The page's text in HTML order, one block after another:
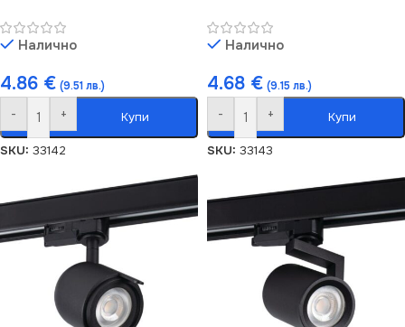
Налично
4.86 € (9.51 лв.)
- + Купи
SKU: 33142
Налично
4.68 € (9.15 лв.)
- + Купи
SKU: 33143